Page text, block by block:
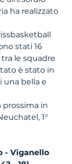
ha realizzato
stati 16
le squadre
è stato in
una bella e
prossima in
1°
- Viganello